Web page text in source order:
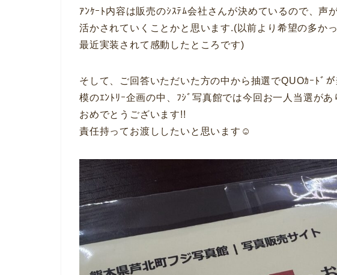
ｱﾝｹｰﾄ内容は販売のｼｽﾃﾑ会社さんが決めているので、声
活かされていくことかと思います.(以前より希望の多か
最近実装されて感動したところです)
そして、ご回答いただいた方の中から抽選でQUOｶｰﾄﾞ
模のｴﾝﾄﾘｰ企画の中、ﾌｼﾞ写真館では今回お一人当選があ
おめでとうございます!!
責任持ってお渡ししたいと思います☺︎